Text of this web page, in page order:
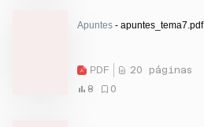
Apuntes - apuntes_tema7.pdf
PDF
20 páginas
8
0